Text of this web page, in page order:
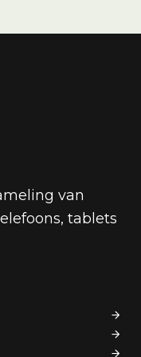
van
tablets